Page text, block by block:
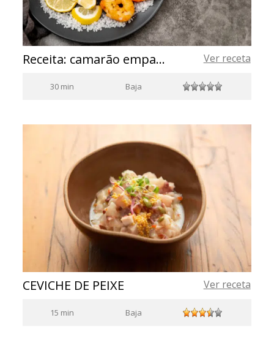
Receita: camarão empanado com ali oli Ver receta
30 min Baja
CEVICHE DE PEIXE Ver receta
15 min Baja